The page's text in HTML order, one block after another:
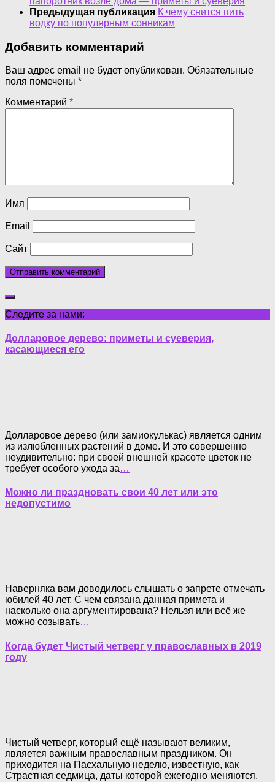
Предыдущая публикация К чему снится пить
водку по популярным сонникам
Добавить комментарий
Ваш адрес email не будет опубликован. Обязательные
поля помечены *
Комментарий *
Имя
Email
Сайт
Следите за нами:
Долларовое дерево: приметы и суеверия,
касающиеся его
Долларовое дерево (или замиокулькас) является одним
из излюбленных растений в доме. И это совершенно
неудивительно: при своей внешней красоте цветок не
требует особого ухода за…
Можно ли праздновать свои 40 лет или это
недопустимо
Наверняка вам доводилось слышать о запрете отмечать
юбилей 40 лет. С чем связана данная примета и
насколько она аргументирована? Нельзя или всё же
можно созывать…
Когда будет Чистый четверг у православных в 2019
году
Чистый четверг, который ещё называют великим,
является важным православным праздником. Он
приходится на Пасхальную неделю, известную, как
Страстная седмица, даты которой ежегодно меняются.